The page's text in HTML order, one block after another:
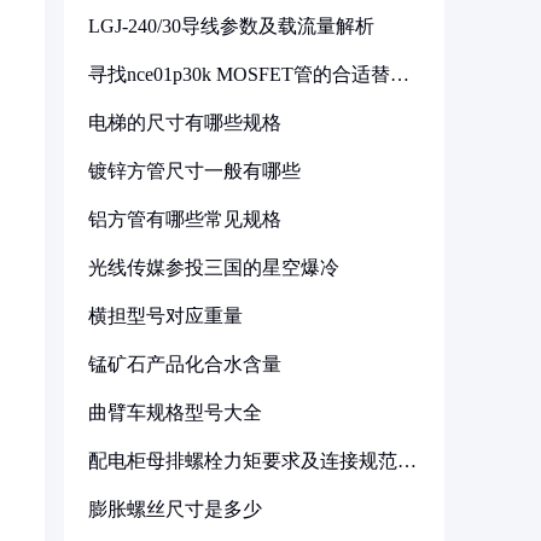
LGJ-240/30导线参数及载流量解析
寻找nce01p30k MOSFET管的合适替代
电梯的尺寸有哪些规格
镀锌方管尺寸一般有哪些
铝方管有哪些常见规格
光线传媒参投三国的星空爆冷
横担型号对应重量
锰矿石产品化合水含量
曲臂车规格型号大全
配电柜母排螺栓力矩要求及连接规范详
膨胀螺丝尺寸是多少